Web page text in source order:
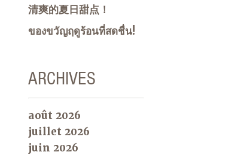
清爽的夏日甜点！
ของขวัญฤดูร้อนที่สดชื่น!
ARCHIVES
août 2026
juillet 2026
juin 2026